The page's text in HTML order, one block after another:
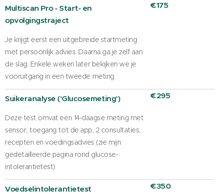
Multiscan Pro - Start- en
opvolgingstraject
Je krijgt eerst een uitgebreide startmeting
met persoonlijk advies. Daarna ga je zelf aan
de slag. Enkele weken later bekijken we je
vooruitgang in een tweede meting.
€175
Suikeranalyse ('Glucosemeting')
Deze test omvat een 14-daagse meting met
sensor, toegang tot de app, 2 consultaties,
recepten en voedingsadvies (zie mijn
gedetailleerde pagina rond glucose-
intolerantietest)
€295
Voedselintolerantietest €350